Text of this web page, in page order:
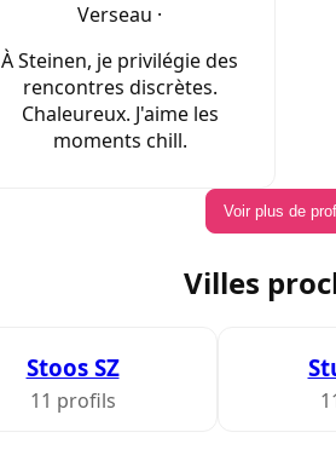
Verseau ·
À Steinen, je privilégie des
rencontres discrètes.
Chaleureux. J'aime les
moments chill.
Voir plus de
Villes
Stoos SZ
11 profils